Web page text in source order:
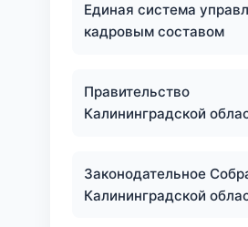
Единая система
кадровым составом
Правительство
Калининградской
Законодательное
Калининградской